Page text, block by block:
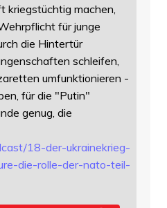
kriegstüchtig machen,
für junge
die Hintertür
schleifen,
umfunktionieren -
für die "Putin"
genug, die
18-der-ukrainekrieg-
die-rolle-der-nato-teil-